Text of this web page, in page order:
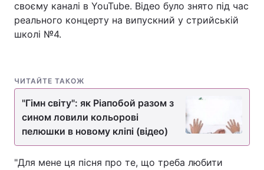
своєму каналі в YouTube. Відео було знято під час
реального концерту на випускний у стрийській
школі №4.
ЧИТАЙТЕ ТАКОЖ
"Гімн світу": як Ріапобой разом з
сином ловили кольорові
пелюшки в новому кліпі (відео)
"Для мене ця пісня про те, що треба любити